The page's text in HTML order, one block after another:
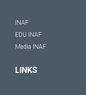
INAF
EDU INAF
Media INAF
LINKS